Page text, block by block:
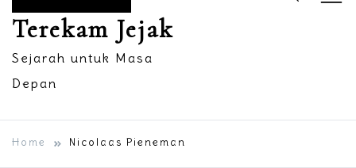
Terekam Jejak
Sejarah untuk Masa
Depan
Home Nicolaas Pieneman